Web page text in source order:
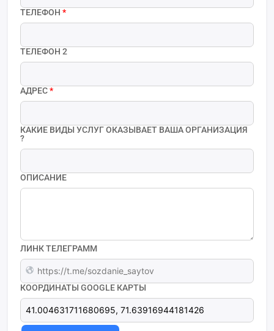
ТЕЛЕФОН*
ТЕЛЕФОН 2
АДРЕС*
КАКИЕ ВИДЫ УСЛУГ ОКАЗЫВАЕТ ВАША ОРГАНИЗАЦИЯ
?
ОПИСАНИЕ
ЛИНК ТЕЛЕГРАММ
КООРДИНАТЫ GOOGLE КАРТЫ